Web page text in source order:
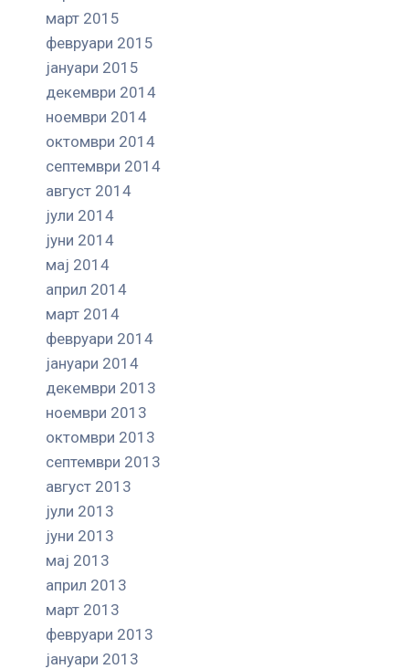
март 2015
февруари 2015
јануари 2015
декември 2014
ноември 2014
октомври 2014
септември 2014
август 2014
јули 2014
јуни 2014
мај 2014
април 2014
март 2014
февруари 2014
јануари 2014
декември 2013
ноември 2013
октомври 2013
септември 2013
август 2013
јули 2013
јуни 2013
мај 2013
април 2013
март 2013
февруари 2013
јануари 2013